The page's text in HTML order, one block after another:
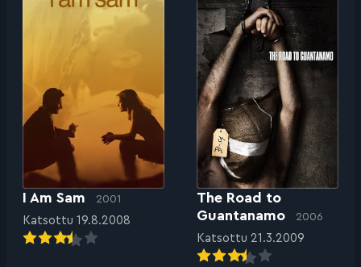
I Am Sam 2001
Katsottu 19.8.2008
The Road to
Guantanamo
2006
Katsottu 21.3.2009